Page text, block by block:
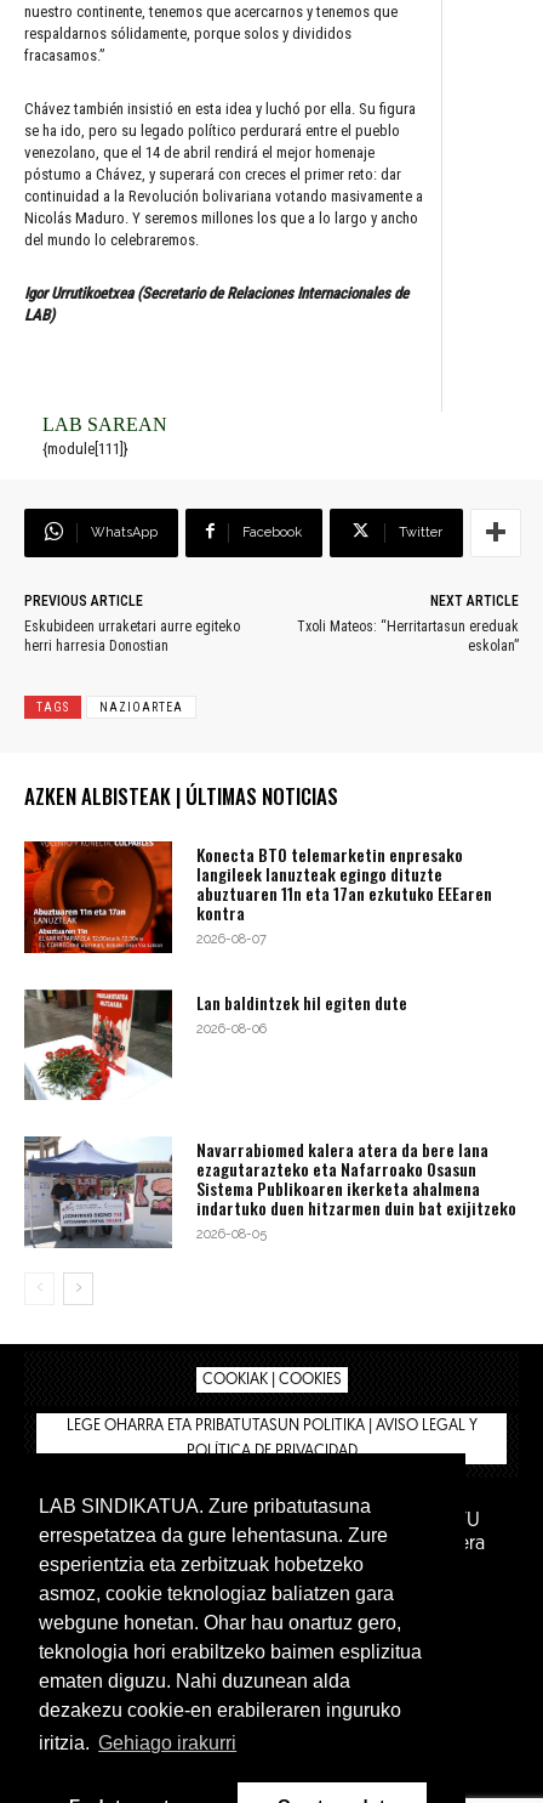
nuestro continente, tenemos que acercarnos y tenemos que
respaldarnos sólidamente, porque solos y divididos
fracasamos.”
Chávez también insistió en esta idea y luchó por ella. Su figura
se ha ido, pero su legado político perdurará entre el pueblo
venezolano, que el 14 de abril rendirá el mejor homenaje
póstumo a Chávez, y superará con creces el primer reto: dar
continuidad a la Revolución bolivariana votando masivamente a
Nicolás Maduro. Y seremos millones los que a lo largo y ancho
del mundo lo celebraremos.
Igor Urrutikoetxea (Secretario de Relaciones Internacionales de
LAB)
LAB SAREAN
{module[111]}
WhatsApp Facebook Twitter
PREVIOUS ARTICLE
Eskubideen urraketari aurre egiteko
herri harresia Donostian
NEXT ARTICLE
Txoli Mateos: “Herritartasun ereduak
eskolan”
TAGS NAZIOARTEA
AZKEN ALBISTEAK | ÚLTIMAS NOTICIAS
Konecta BTO telemarketin enpresako
langileek lanuzteak egingo dituzte
abuztuaren 11n eta 17an ezkutuko EEEaren
kontra
2026-08-07
Lan baldintzek hil egiten dute
2026-08-06
Navarrabiomed kalera atera da bere lana
ezagutarazteko eta Nafarroako Osasun
Sistema Publikoaren ikerketa ahalmena
indartuko duen hitzarmen duin bat exijitzeko
2026-08-05
COOKIAK | COOKIES
LEGE OHARRA ETA PRIBATUTASUN POLITIKA | AVISO LEGAL Y
POLÍTICA DE PRIVACIDAD
IPAR HEGOA FUNDAZIOA
AFILIATU
DENDA
BARNE GUNEA 🔑 Euskara Gaztelera
www.lab.eus
LAB SINDIKATUA. Zure pribatutasuna
errespetatzea da gure lehentasuna. Zure
esperientzia eta zerbitzuak hobetzeko
asmoz, cookie teknologiaz baliatzen gara
webgune honetan. Ohar hau onartuz gero,
teknologia hori erabiltzeko baimen esplizitua
ematen diguzu. Nahi duzunean alda
dezakezu cookie-en erabileraren inguruko
iritzia. Gehiago irakurri